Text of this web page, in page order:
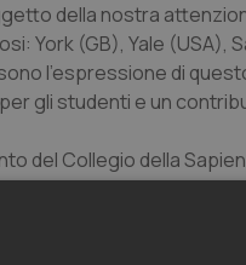
della nostra
York (GB), Yale (USA),
l’espressione di
gli studenti e un
del Collegio della